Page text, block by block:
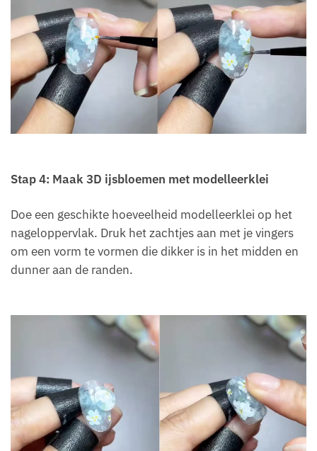
Stap 4: Maak 3D ijsbloemen met modelleerklei
Doe een geschikte hoeveelheid modelleerklei op het
nageloppervlak. Druk het zachtjes aan met je vingers
om een vorm te vormen die dikker is in het midden en
dunner aan de randen.